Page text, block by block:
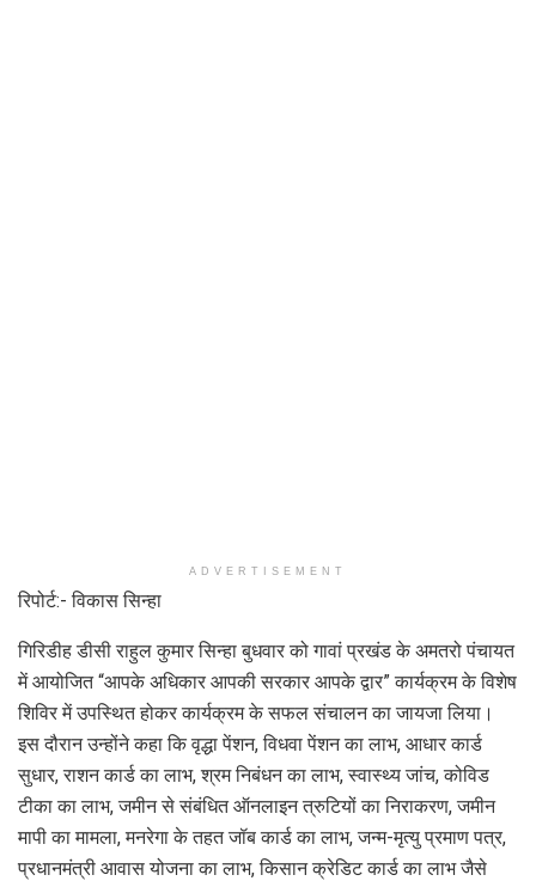
ADVERTISEMENT
रिपोर्ट:- विकास सिन्हा
गिरिडीह डीसी राहुल कुमार सिन्हा बुधवार को गावां प्रखंड के अमतरो पंचायत
में आयोजित “आपके अधिकार आपकी सरकार आपके द्वार” कार्यक्रम के विशेष
शिविर में उपस्थित होकर कार्यक्रम के सफल संचालन का जायजा लिया।
इस दौरान उन्होंने कहा कि वृद्धा पेंशन, विधवा पेंशन का लाभ, आधार कार्ड
सुधार, राशन कार्ड का लाभ, श्रम निबंधन का लाभ, स्वास्थ्य जांच, कोविड
टीका का लाभ, जमीन से संबंधित ऑनलाइन त्रुटियों का निराकरण, जमीन
मापी का मामला, मनरेगा के तहत जॉब कार्ड का लाभ, जन्म-मृत्यु प्रमाण पत्र,
प्रधानमंत्री आवास योजना का लाभ, किसान क्रेडिट कार्ड का लाभ जैसे